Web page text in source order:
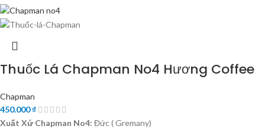
Thuốc Lá Chapman No4 Hương Coffee
Chapman
450.000₫
Xuất Xứ Chapman No4: Đức ( Gremany)